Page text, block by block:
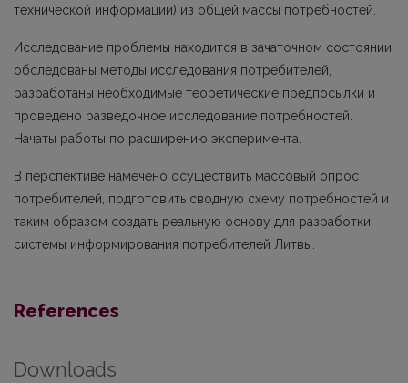
технической информации) из общей массы потребностей.
Исследование проблемы находится в зачаточном состоянии:
обследованы методы исследования потребителей,
разработаны необходимые теоретические предпосылки и
проведено разведочное исследование потребностей.
Начаты работы по расширению эксперимента.
В перспективе намечено осуществить массовый опрос
потребителей, подготовить сводную схему потребностей и
таким образом создать реальную основу для разработки
системы информирования потребителей Литвы.
References
Downloads